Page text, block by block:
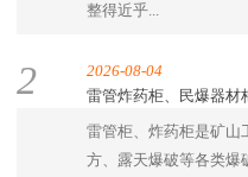
整得近乎...
2
2026-08-04
雷管炸药柜、民爆器材
雷管柜、炸药柜是矿山
方、露天爆破等各类爆